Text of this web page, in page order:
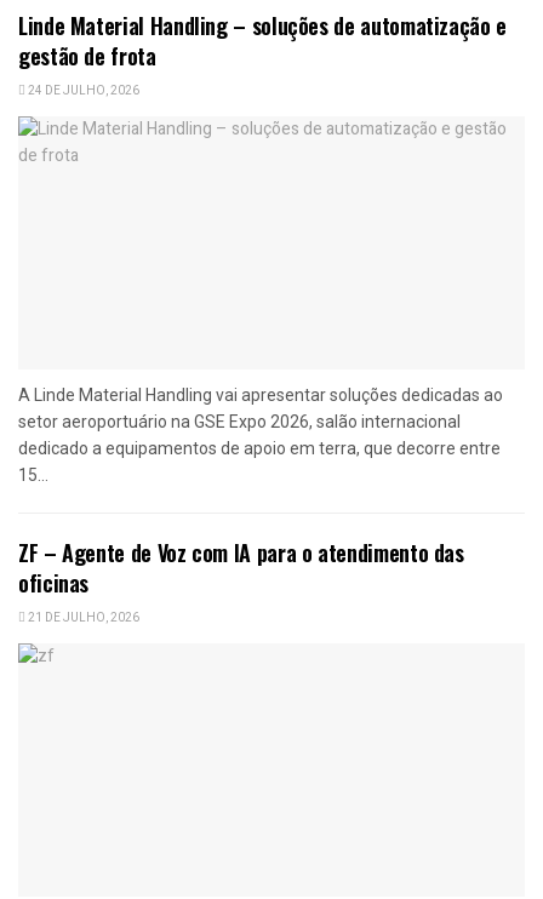
Linde Material Handling – soluções de automatização e
gestão de frota
24 DE JULHO, 2026
A Linde Material Handling vai apresentar soluções dedicadas ao
setor aeroportuário na GSE Expo 2026, salão internacional
dedicado a equipamentos de apoio em terra, que decorre entre
15...
ZF – Agente de Voz com IA para o atendimento das
oficinas
21 DE JULHO, 2026